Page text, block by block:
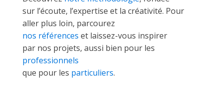
sur l’écoute, l’expertise et la créativité. Pour
aller plus loin, parcourez
nos références et laissez-vous inspirer
par nos projets, aussi bien pour les
professionnels
que pour les particuliers.